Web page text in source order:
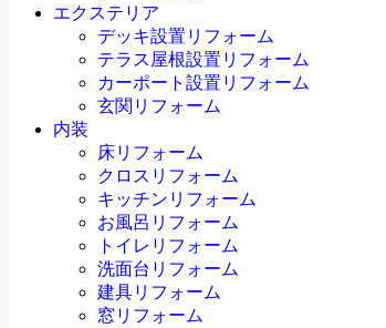
エクステリア
デッキ設置リフォーム
テラス屋根設置リフォーム
カーポート設置リフォーム
玄関リフォーム
内装
床リフォーム
クロスリフォーム
キッチンリフォーム
お風呂リフォーム
トイレリフォーム
洗面台リフォーム
建具リフォーム
窓リフォーム